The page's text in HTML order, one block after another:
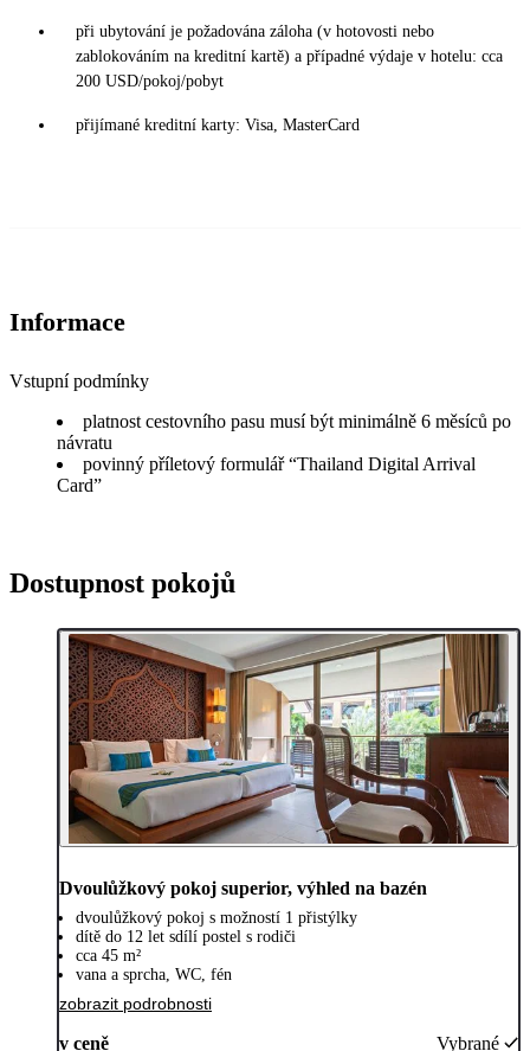
při ubytování je požadována záloha (v hotovosti nebo
zablokováním na kreditní kartě) a případné výdaje v hotelu: cca
200 USD/pokoj/pobyt
přijímané kreditní karty: Visa, MasterCard
Informace
Vstupní podmínky
platnost cestovního pasu musí být minimálně 6 měsíců po
návratu
povinný příletový formulář “Thailand Digital Arrival
Card”
Dostupnost pokojů
Dvoulůžkový pokoj superior, výhled na bazén
dvoulůžkový pokoj s možností 1 přistýlky
dítě do 12 let sdílí postel s rodiči
cca 45 m²
vana a sprcha, WC, fén
zobrazit podrobnosti
v ceně Vybrané